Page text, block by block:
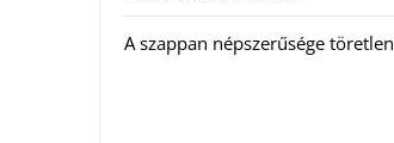
A szappan népszerűsége töretlen